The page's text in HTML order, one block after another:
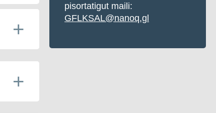
pisortatigut maili:
GFLKSAL@nanoq.gl